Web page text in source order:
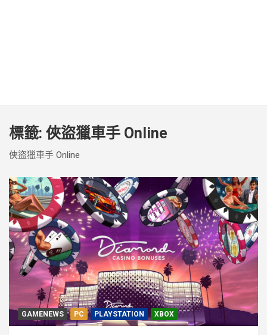
標籤: 俠盜獵車手 Online
俠盜獵車手 Online
GAMENEWS PC PLAYSTATION XBOX